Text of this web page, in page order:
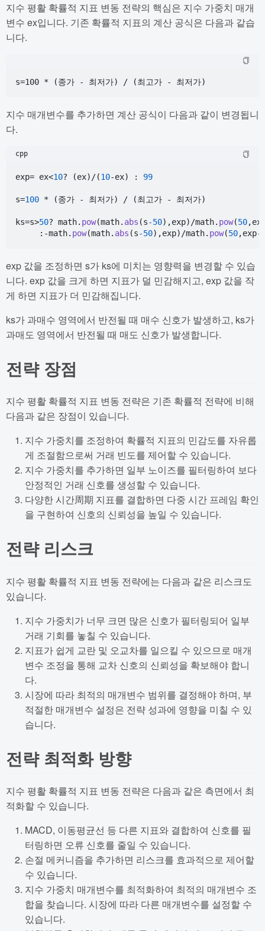
지수 평활 확률적 지표 변동 전략의 핵심은 지수 가중치 매개
변수 ex입니다. 기존 확률적 지표의 계산 공식은 다음과 같습
니다.
지수 매개변수를 추가하면 계산 공식이 다음과 같이 변경됩니
다.
cpp
exp= ex<10? (ex)/(10-ex) : 99
s=100 * (종가 - 최저가) / (최고가 - 최저가)
ks=s>50? math. pow(math. abs (s-50),exp)/math. pow(50
     :-math.
pow(math. abs (s-50),exp)/math. pow(50,exp-
exp 값을 조정하면 s가 ks에 미치는 영향력을 변경할 수 있습
니다. exp 값을 크게 하면 지표가 덜 민감해지고, exp 값을 작
게 하면 지표가 더 민감해집니다.
ks가 과매수 영역에서 반전될 때 매수 신호가 발생하고, ks가
과매도 영역에서 반전될 때 매도 신호가 발생합니다.
전략 장점
지수 평활 확률적 지표 변동 전략은 기존 확률적 전략에 비해
다음과 같은 장점이 있습니다.
지수 가중치를 조정하여 확률적 지표의 민감도를 자유롭
게 조절함으로써 거래 빈도를 제어할 수 있습니다.
지수 가중치를 추가하면 일부 노이즈를 필터링하여 보다
안정적인 거래 신호를 생성할 수 있습니다.
다양한 시간周期 지표를 결합하면 다중 시간 프레임 확인
을 구현하여 신호의 신뢰성을 높일 수 있습니다.
전략 리스크
지수 평활 확률적 지표 변동 전략에는 다음과 같은 리스크도
있습니다.
지수 가중치가 너무 크면 많은 신호가 필터링되어 일부
거래 기회를 놓칠 수 있습니다.
지표가 쉽게 교란 및 오교차를 일으킬 수 있으므로 매개
변수 조정을 통해 교차 신호의 신뢰성을 확보해야 합니
다.
시장에 따라 최적의 매개변수 범위를 결정해야 하며, 부
적절한 매개변수 설정은 전략 성과에 영향을 미칠 수 있
습니다.
전략 최적화 방향
지수 평활 확률적 지표 변동 전략은 다음과 같은 측면에서 최
적화할 수 있습니다.
MACD, 이동평균선 등 다른 지표와 결합하여 신호를 필
터링하면 오류 신호를 줄일 수 있습니다.
손절 메커니즘을 추가하면 리스크를 효과적으로 제어할
수 있습니다.
지수 가중치 매개변수를 최적화하여 최적의 매개변수 조
합을 찾습니다. 시장에 따라 다른 매개변수를 설정할 수
있습니다.